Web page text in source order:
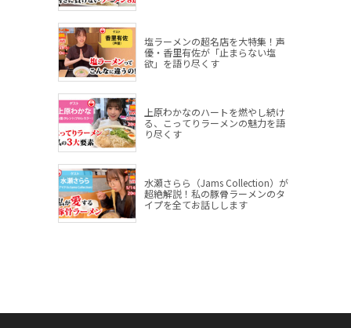
塩ラーメンの超名店を大特集！声
優・香里有佐が「止まらない塩
欲」を語り尽くす
上原わかなのハートを燃やし続け
る、こってりラーメンの魅力を語
り尽くす
水瀬さらら（Jams Collection）が
超絶解説！私の豚骨ラーメンのタ
イプを全てお話しします